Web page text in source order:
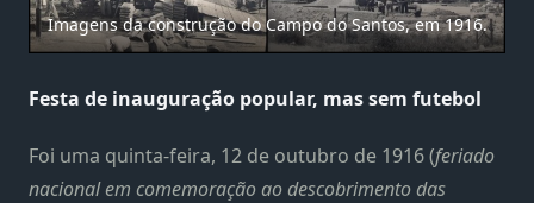
Imagens da construção do Campo do Santos, em 1916.
Festa de inauguração popular, mas sem futebol
Foi uma quinta-feira, 12 de outubro de 1916 (feriado
nacional em comemoração ao descobrimento das